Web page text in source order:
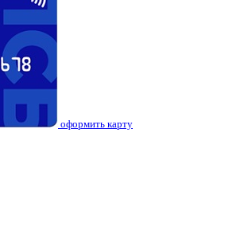
оформить карту